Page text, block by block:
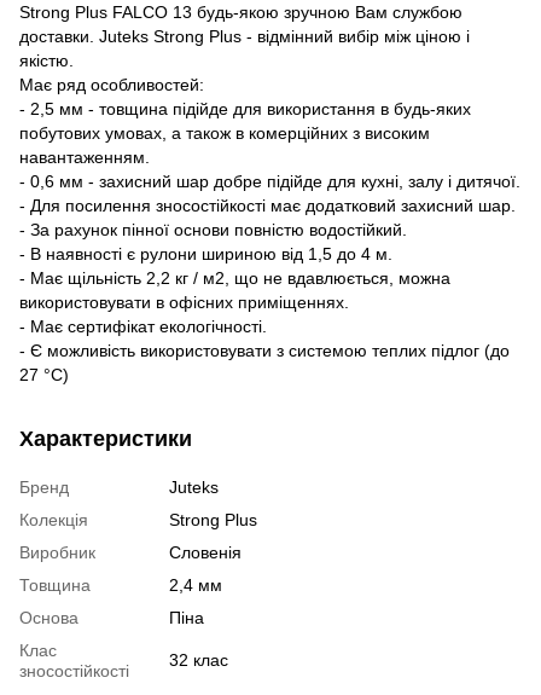
Strong Plus FALCO 13 будь-якою зручною Вам службою
доставки. Juteks Strong Plus - відмінний вибір між ціною і
якістю.
Має ряд особливостей:
- 2,5 мм - товщина підійде для використання в будь-яких
побутових умовах, а також в комерційних з високим
навантаженням.
- 0,6 мм - захисний шар добре підійде для кухні, залу і дитячої.
- Для посилення зносостійкості має додатковий захисний шар.
- За рахунок пінної основи повністю водостійкий.
- В наявності є рулони шириною від 1,5 до 4 м.
- Має щільність 2,2 кг / м2, що не вдавлюється, можна
використовувати в офісних приміщеннях.
- Має сертифікат екологічності.
- Є можливість використовувати з системою теплих підлог (до
27 °C)
Характеристики
Бренд
Juteks
Колекція
Strong Plus
Виробник
Словенія
Товщина
2,4 мм
Основа
Піна
Клас
зносостійкості
32 клас